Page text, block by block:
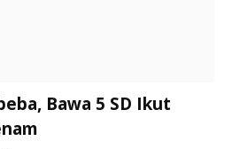
Bawa 5 SD Ikut